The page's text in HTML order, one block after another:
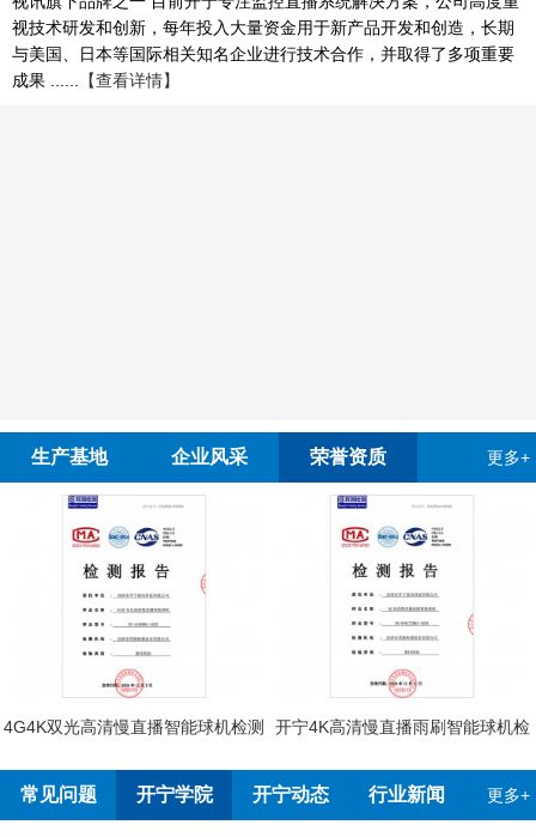
视技术研发和创新，每年投入大量资金用于新产品开发和创造，长期
与美国、日本等国际相关知名企业进行技术合作，并取得了多项重要
成果 ......
【查看详情】
生产基地 企业风采 荣誉资质 更多+
4G4K双光高清慢直播智能球机检测 开宁4K高清慢直播雨刷
常见问题 开宁学院 开宁动态 行业新闻 更多+